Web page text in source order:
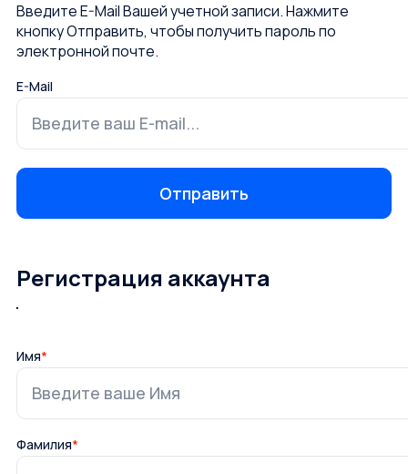
Введите E-Mail Вашей учетной записи. Нажмите
кнопку Отправить, чтобы получить пароль по
электронной почте.
E-Mail
Регистрация аккаунта
Имя*
Фамилия*